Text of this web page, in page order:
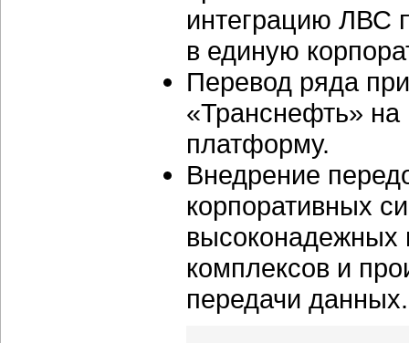
интеграцию ЛВС
в единую
Перевод ряда
«Транснефть»
платформу.
Внедрение
корпоративных
высоконадежных
комплексов и
передачи данных.